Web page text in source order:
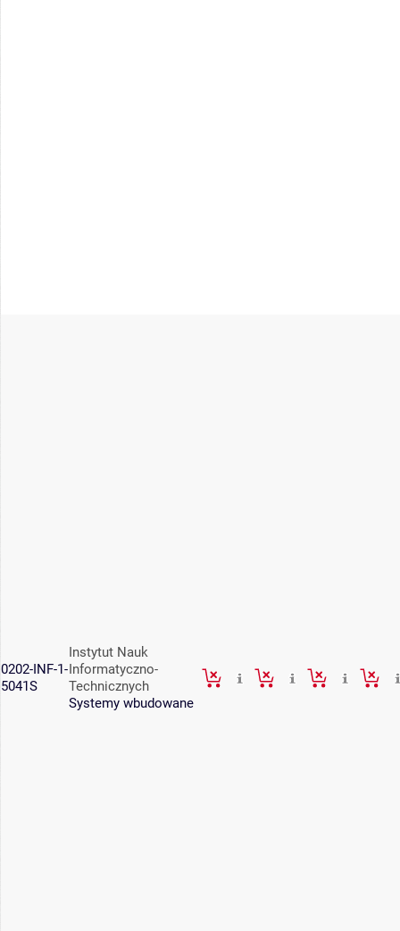
0202-INF-1-
5041S
Instytut Nauk
Informatyczno-
Technicznych
Systemy wbudowane